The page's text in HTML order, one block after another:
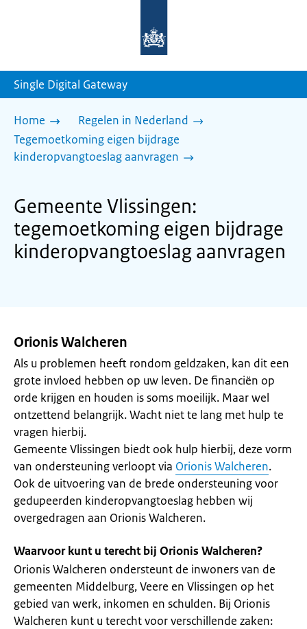
homepage
Single Digital Gateway
Home
Regelen in Nederland
Tegemoetkoming eigen bijdrage
kinderopvangtoeslag aanvragen
Gemeente Vlissingen:
tegemoetkoming eigen bijdrage
kinderopvangtoeslag aanvragen
Orionis Walcheren
Als u problemen heeft rondom geldzaken, kan dit een
grote invloed hebben op uw leven. De financiën op
orde krijgen en houden is soms moeilijk. Maar wel
ontzettend belangrijk. Wacht niet te lang met hulp te
vragen hierbij.
Gemeente Vlissingen biedt ook hulp hierbij, deze vorm
van ondersteuning verloopt via Orionis Walcheren.
Ook de uitvoering van de brede ondersteuning voor
gedupeerden kinderopvangtoeslag hebben wij
overgedragen aan Orionis Walcheren.
Waarvoor kunt u terecht bij Orionis Walcheren?
Orionis Walcheren ondersteunt de inwoners van de
gemeenten Middelburg, Veere en Vlissingen op het
gebied van werk, inkomen en schulden. Bij Orionis
Walcheren kunt u terecht voor verschillende zaken: